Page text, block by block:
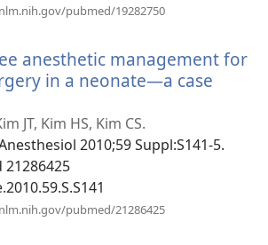
pubmed/19282750
вікні)
anesthetic management for
in a neonate—a case
JT, Kim HS, Kim CS.
2010;59 Suppl:S141-5.
21286425
pubmed/21286425